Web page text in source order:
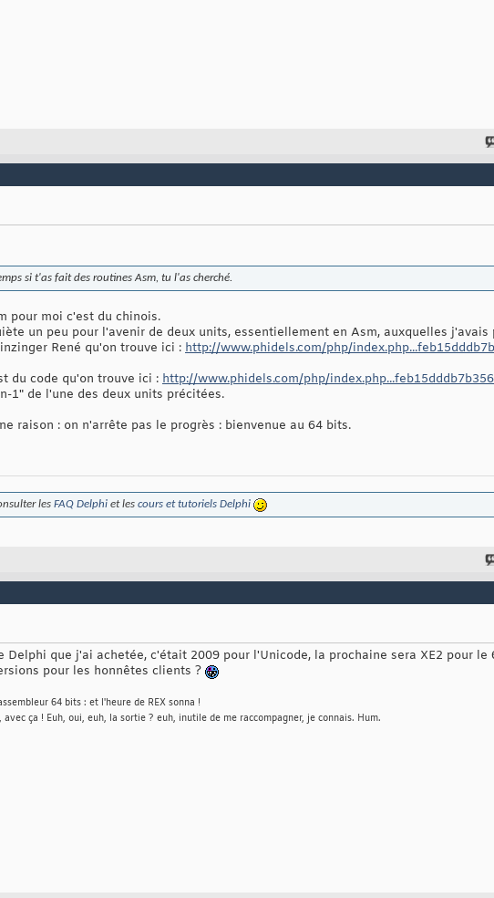
si t'as fait des routines Asm, tu l'as cherché.
pour moi c'est du chinois.
un peu pour l'avenir de deux units, essentiellement en Asm, auxquelles
René qu'on trouve ici : http://www.phidels.com/php/
du code qu'on trouve ici : http://www.phidels.com/php/index.php...feb15dddb7b356
1" de l'une des deux units précitées.
raison : on n'arrête pas le progrès : bienvenue au 64 bits.
les FAQ Delphi et les cours et tutoriels Delphi
Delphi que j'ai achetée, c'était 2009 pour l'Unicode, la prochaine sera XE2 pour
pour les honnêtes clients ?
64 bits : et l'heure de REX sonna !
ça ! Euh, oui, euh, la sortie ? euh, inutile de me raccompagner, je connais. Hum.